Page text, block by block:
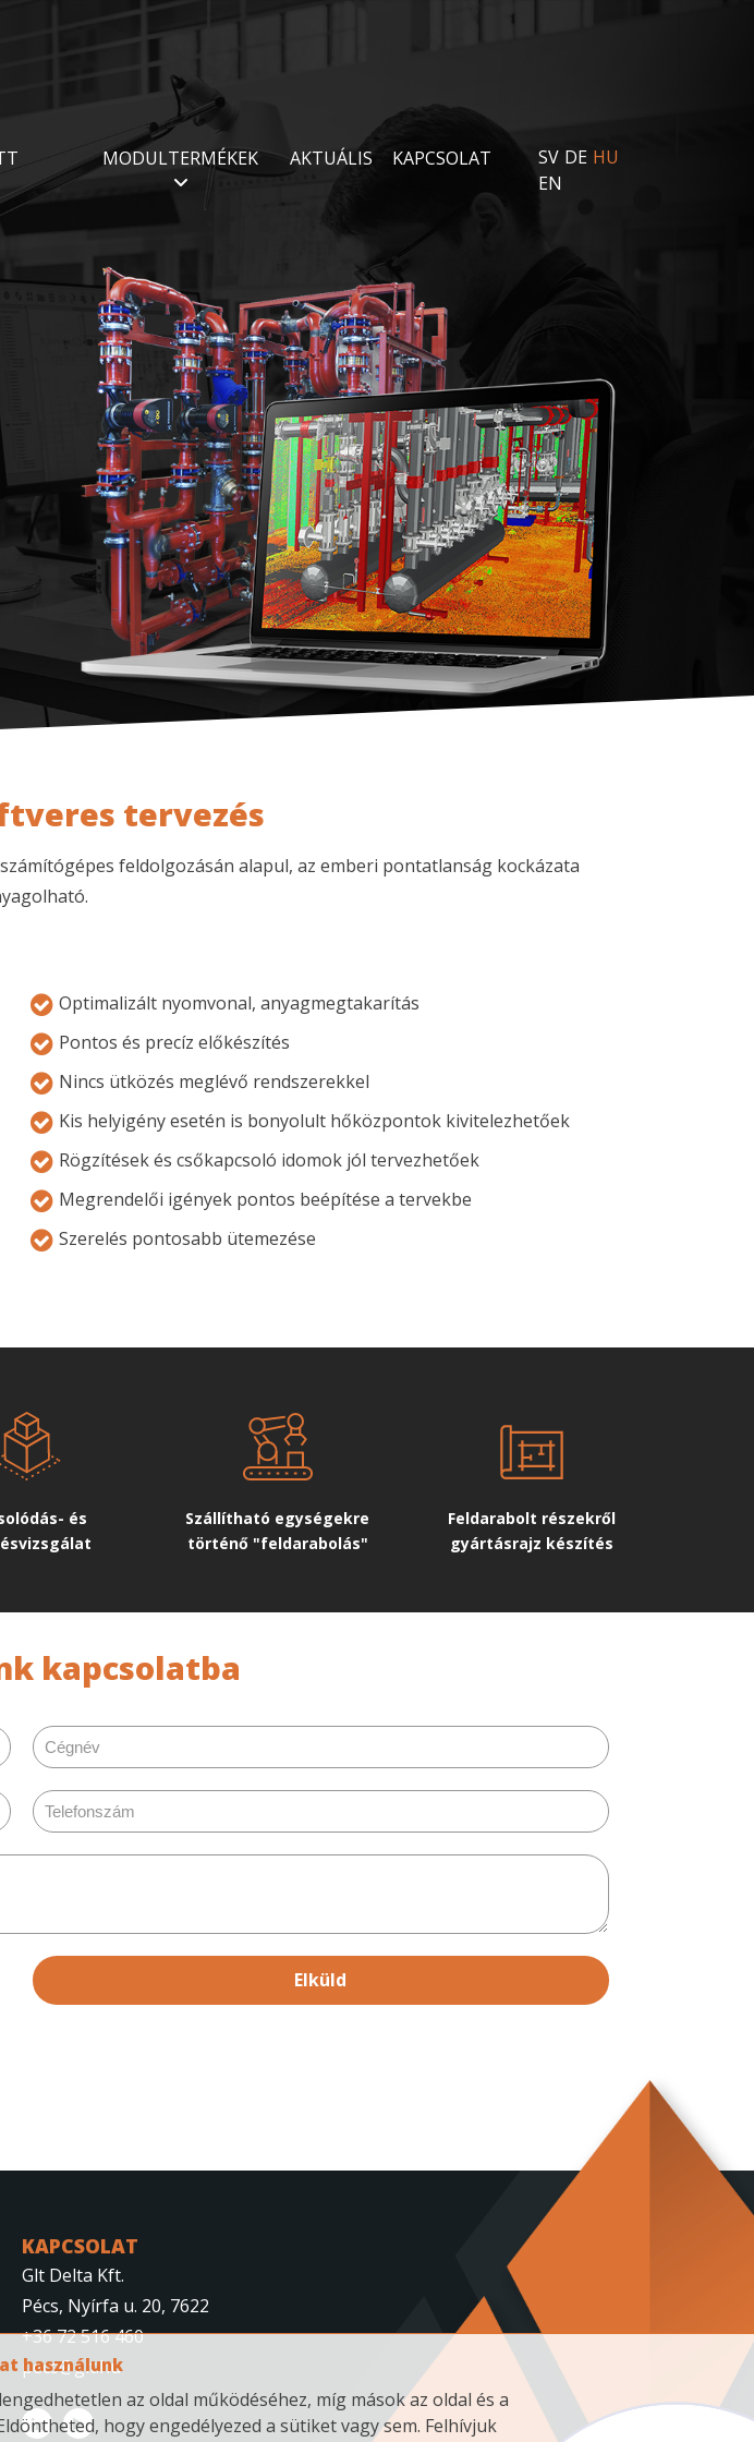
MODULTERMÉKEK AKTUÁLIS KAPCSOLAT SV DE HU
EN
tervezés
feldolgozásán alapul, az emberi pontatlanság kockázata
​Optimalizált nyomvonal, anyagmegtakarítás
Pontos és precíz előkészítés
Nincs ütközés meglévő rendszerekkel
Kis helyigény esetén is bonyolult hőközpontok kivitelezhetőek
Rögzítések és csőkapcsoló idomok jól tervezhetőek
Megrendelői igények pontos beépítése a tervekbe
Szerelés pontosabb ​ütemezése
és
Szállítható egységekre
történő "feldarabolás"
Feldarabolt részekről
gyártásrajz készítés
kapcsolatba
Elküld
KAPCSOLAT
Glt Delta Kft.
Pécs, Nyírfa u. 20, 7622
+36 72 516 460
pecs@glt.hu
használunk
az oldal működéséhez, míg mások az oldal és a
hogy engedélyezed a sütiket vagy sem. Felhívjuk